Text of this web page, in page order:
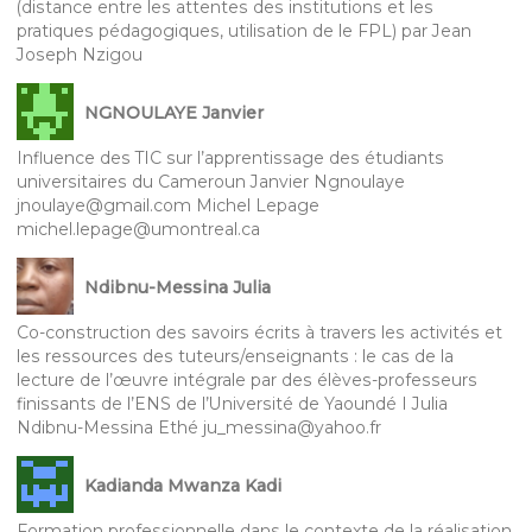
(distance entre les attentes des institutions et les
pratiques pédagogiques, utilisation de le FPL) par Jean
Joseph Nzigou
NGNOULAYE Janvier
Influence des TIC sur l’apprentissage des étudiants
universitaires du Cameroun Janvier Ngnoulaye
jnoulaye@gmail.com Michel Lepage
michel.lepage@umontreal.ca
Ndibnu-Messina Julia
Co-construction des savoirs écrits à travers les activités et
les ressources des tuteurs/enseignants : le cas de la
lecture de l’œuvre intégrale par des élèves-professeurs
finissants de l’ENS de l’Université de Yaoundé I Julia
Ndibnu-Messina Ethé ju_messina@yahoo.fr
Kadianda Mwanza Kadi